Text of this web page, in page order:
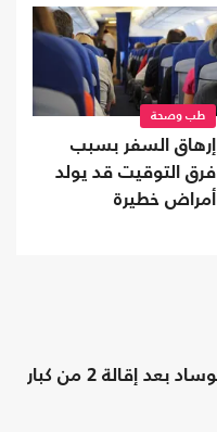
طب وصحة
إرهاق السفر بسبب
فرق التوقيت قد يولد
أمراض خطيرة
هجوم حاد على رئيس الموساد بعد إقالة 2 من كبار